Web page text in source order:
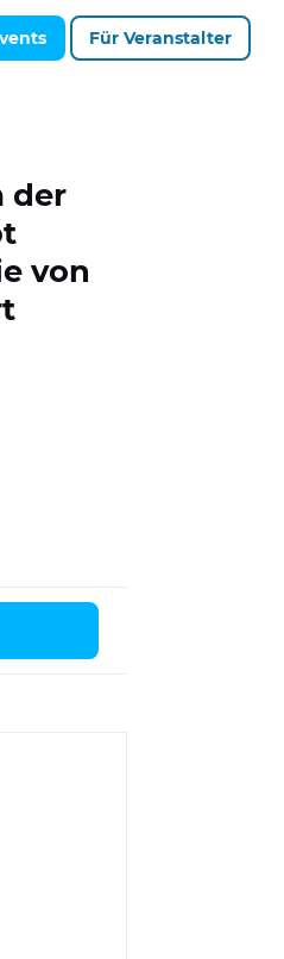
Für Veranstalter
der
von